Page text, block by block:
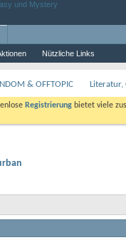
Nützliche Links
& OFFTOPIC Literatur,
Registrierung bietet viele